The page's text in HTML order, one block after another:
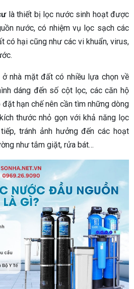
là thiết bị lọc nước sinh hoạt được
nước, có nhiệm vụ lọc sạch các
có hại cũng như các vi khuẩn, virus,
nhà mặt đất có nhiều lựa chọn về
dáng đến số cột lọc, các căn hộ
hạn chế nên cần tìm những dòng
thước nhỏ gọn với khả năng lọc
tránh ảnh hưởng đến các hoạt
như tắm giặt, rửa bát…